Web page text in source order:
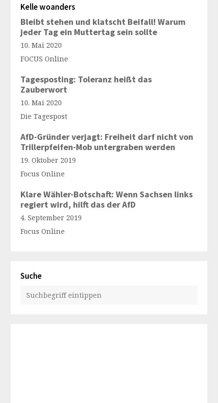
Kelle woanders
Bleibt stehen und klatscht Beifall! Warum
jeder Tag ein Muttertag sein sollte
10. Mai 2020
FOCUS Online
Tagesposting: Toleranz heißt das
Zauberwort
10. Mai 2020
Die Tagespost
AfD-Gründer verjagt: Freiheit darf nicht von
Trillerpfeifen-Mob untergraben werden
19. Oktober 2019
Focus Online
Klare Wähler-Botschaft: Wenn Sachsen links
regiert wird, hilft das der AfD
4. September 2019
Focus Online
Suche